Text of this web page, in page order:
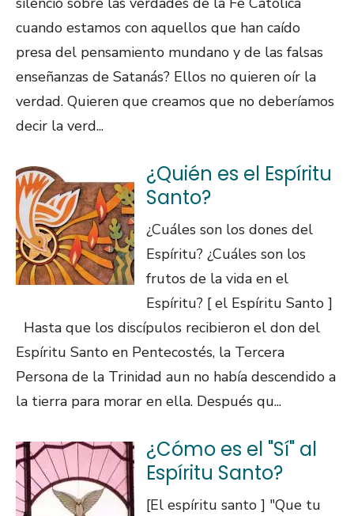
cuando estamos con aquellos que han caído
presa del pensamiento mundano y de las falsas
enseñanzas de Satanás? Ellos no quieren oír la
verdad. Quieren que creamos que no deberíamos
decir la verd...
¿Quién es el Espíritu
Santo?
¿Cuáles son los dones del
Espíritu? ¿Cuáles son los
frutos de la vida en el
Espíritu? [ el Espíritu Santo ]
Hasta que los discípulos recibieron el don del
Espíritu Santo en Pentecostés, la Tercera
Persona de la Trinidad aun no había descendido a
la tierra para morar en ella. Después qu...
¿Cómo es el "Sí" al
Espíritu Santo?
[El espíritu santo ] "Que tu